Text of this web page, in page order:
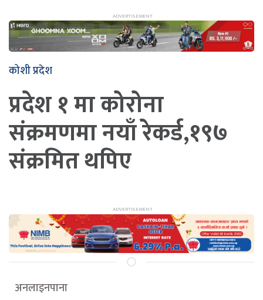
कोशी प्रदेश
प्रदेश १ मा कोरोना
संक्रमणमा नयाँ रेकर्ड,१९७
संक्रमित थपिए
अनलाइनपाना